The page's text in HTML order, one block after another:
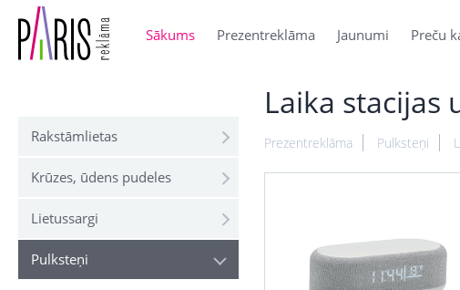
Sākums Prezentreklāma Jaunumi Preču
Rakstāmlietas
Krūzes, ūdens pudeles
Lietussargi
Pulksteņi
Laika stacijas
Prezentreklāma Pulksteņi